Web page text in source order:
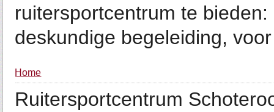
ruitersportcentrum te
deskundige begeleiding,
Home
Ruitersportcentrum